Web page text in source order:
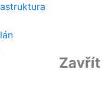
Zavřít